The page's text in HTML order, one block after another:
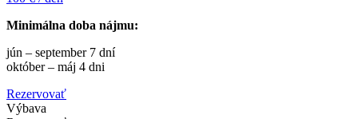
Minimálna doba nájmu:
jún – september 7 dní
október – máj 4 dni
Rezervovať
Výbava